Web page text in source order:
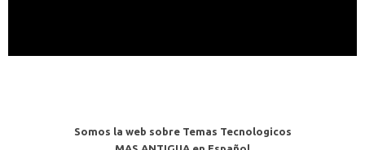
Somos la web sobre Temas Tecnologicos